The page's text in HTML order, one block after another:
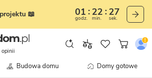
📖 01
godz.
22
min.
24
sek.
opinii
Budowa domu Domy gotowe